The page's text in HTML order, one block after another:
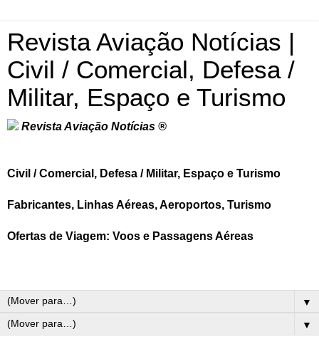
Revista Aviação Notícias |
Civil / Comercial, Defesa /
Militar, Espaço e Turismo
Revista Aviação Notícias ®
Civil / Comercial, Defesa / Militar, Espaço e Turismo
Fabricantes, Linhas Aéreas, Aeroportos, Turismo
Ofertas de Viagem: Voos e Passagens Aéreas
▼
▼